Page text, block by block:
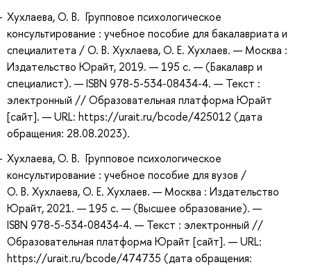
Хухлаева, О. В. Групповое психологическое
консультирование : учебное пособие для бакалавриата и
специалитета / О. В. Хухлаева, О. Е. Хухлаев. — Москва :
Издательство Юрайт, 2019. — 195 с. — (Бакалавр и
специалист). — ISBN 978-5-534-08434-4. — Текст :
электронный // Образовательная платформа Юрайт
[сайт]. — URL: https://urait.ru/bcode/425012 (дата
обращения: 28.08.2023).
Хухлаева, О. В. Групповое психологическое
консультирование : учебное пособие для вузов /
О. В. Хухлаева, О. Е. Хухлаев. — Москва : Издательство
Юрайт, 2021. — 195 с. — (Высшее образование). —
ISBN 978-5-534-08434-4. — Текст : электронный //
Образовательная платформа Юрайт [сайт]. — URL:
https://urait.ru/bcode/474735 (дата обращения: